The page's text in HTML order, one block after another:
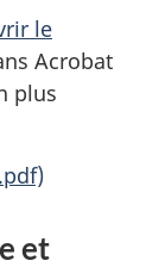
le
Acrobat
plus
et